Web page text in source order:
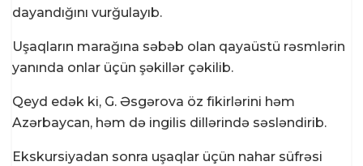
dayandığını vurğulayıb.
Uşaqların marağına səbəb olan qayaüstü rəsmlərin
yanında onlar üçün şəkillər çəkilib.
Qeyd edək ki, G. Əsgərova öz fikirlərini həm
Azərbaycan, həm də ingilis dillərində səsləndirib.
Ekskursiyadan sonra uşaqlar üçün nahar süfrəsi